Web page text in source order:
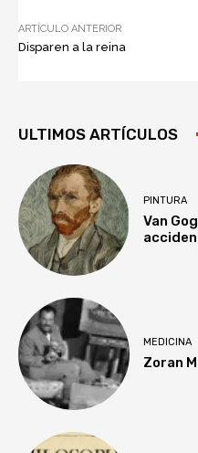
ARTÍCULO ANTERIOR
Disparen a la reina
ULTIMOS ARTÍCULOS
PINTURA
Van
MEDICINA
Zoran